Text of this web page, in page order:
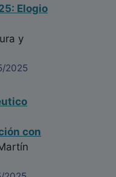
Elogio
y
2025
con